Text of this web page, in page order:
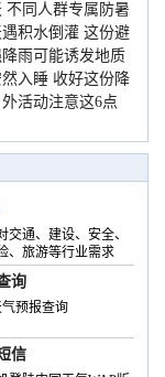
请收好
不同人群专属防暑
好
积水倒灌 这份避
收好
雨可能诱发地质
些前兆要知道
入睡 收好这份降
活动注意这6点
交通、建设、安全、
、旅游等行业需求
询
预报查询
信